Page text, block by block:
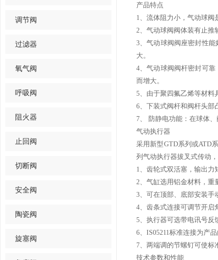
调节阀
过滤器
氧气阀
呼吸阀
阻火器
止回阀
切断阀
安全阀
陶瓷阀
旋塞阀
产品特点
1、流体阻力小，气动球
2、气动球阀阀体装有止推
3、气动球阀阀座密封性
大。
4、气动球阀阀杆密封可
而增大。
5、由于聚四氟乙烯等材料
6、下装式阀杆和阀杆头部
7、 防静电功能：在球体
气动执行器
采用新型GTD系列或ATD
列气动执行器拔叉式传动
1、齿轮式双活塞，输出力
2、气缸选用铝金材料，重
3、可在顶部、底部安装手
4、齿条式连接可调节开启
5、执行器可选带电讯号反
6、IS05211标准连接为产
7、两端调的节螺钉可使标
技术参数和性能